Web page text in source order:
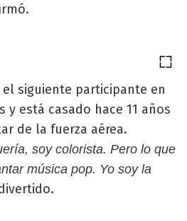
siguiente participante en
y está casado hace 11 años
de la fuerza aérea.
soy colorista. Pero lo que
música pop. Yo soy la